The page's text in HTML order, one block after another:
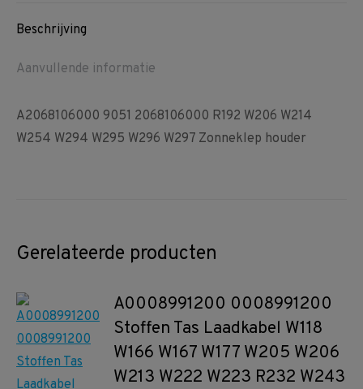
Beschrijving
Aanvullende informatie
A2068106000 9051 2068106000 R192 W206 W214
W254 W294 W295 W296 W297 Zonneklep houder
Gerelateerde producten
A0008991200 0008991200
Stoffen Tas Laadkabel W118
W166 W167 W177 W205 W206
W213 W222 W223 R232 W243